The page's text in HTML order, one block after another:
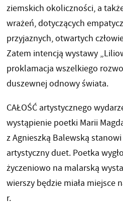
ziemskich okoliczności, a
wrażeń, dotyczących
przyjaznych, otwartych
Zatem intencją wystawy
proklamacja wszelkiego
duszewnej odnowy świata.
CAŁOŚĆ artystycznego
wystąpienie poetki Marii
z Agnieszką Balewską
artystyczny duet. Poetka
życzeniowo na malarską
wierszy będzie miała miejsce
r.